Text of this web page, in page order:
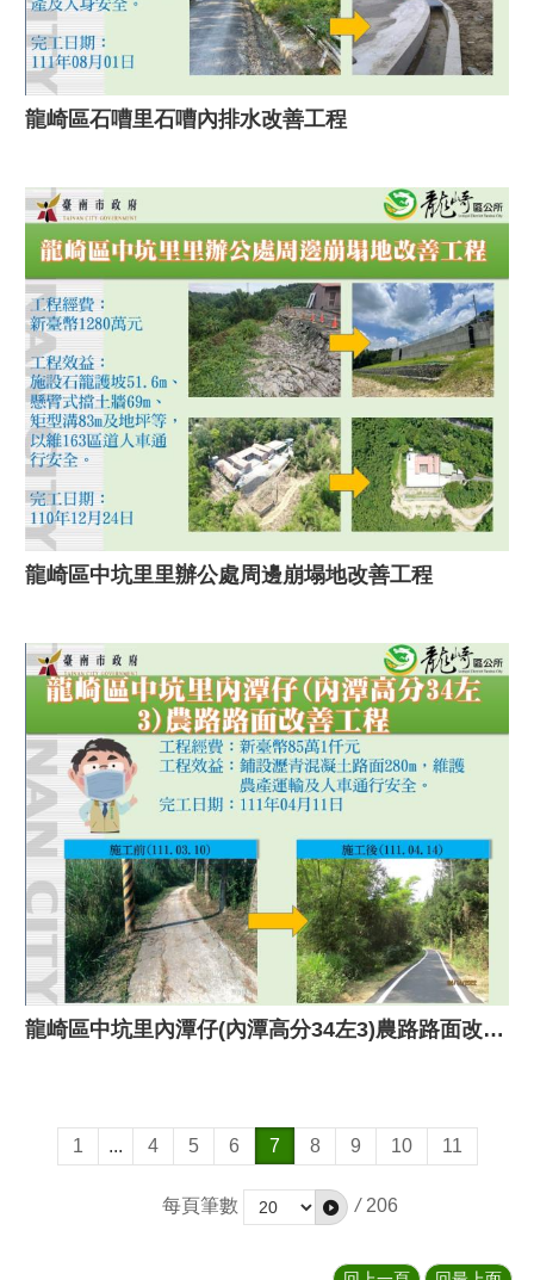
龍崎區石嘈里石嘈內排水改善工程
龍崎區中坑里里辦公處周邊崩塌地改善工程
龍崎區中坑里內潭仔(內潭高分34左3)農路路面改善工程
1 ... 4 5 6 7 8 9 10 11
每頁筆數 / 206